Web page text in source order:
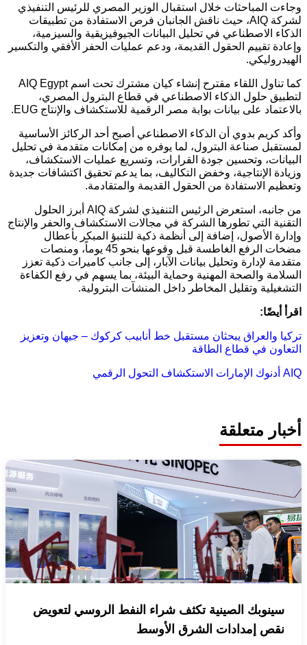
وجاءت المباحثات خلال استقبال الوزير المصري للرئيس التنفيذي
لشركة AIQ، حيث ناقش الجانبان فرص الاستفادة من تطبيقات
الذكاء الاصطناعي في تحليل البيانات الجيوفيزيقية والسيزمية،
وإعادة تقييم الحقول القديمة، ودعم عمليات الحفر الأفقي والتكسير
الهيدروليكي.
كما تناول اللقاء مقترح إنشاء كيان مشترك تحت اسم AIQ Egypt
لتطبيق حلول الذكاء الاصطناعي في قطاع البترول المصري،
بالاعتماد على بيانات بوابة مصر الرقمية للاستكشاف والإنتاج EUG.
وأكد كريم بدوي أن الذكاء الاصطناعي أصبح أحد الركائز الأساسية
لمستقبل صناعة البترول، لما يوفره من إمكانات متقدمة في تحليل
البيانات، وتحسين جودة القرارات، وتسريع عمليات الاستكشاف،
وزيادة الإنتاجية، وخفض التكاليف، بما يدعم تحقيق اكتشافات جديدة
وتعظيم الاستفادة من الحقول القديمة والمتقادمة.
من جانبه، استعرض الرئيس التنفيذي لشركة AIQ أبرز الحلول
التقنية التي تطورها الشركة في مجالات الاستكشاف والحفر والإنتاج
وإدارة الأصول، إضافة إلى أنظمة ذكية للتنبؤ المبكر بأعطال
مضخات الرفع الغاطسة قبل وقوعها بنحو 45 يوماً، ومنصات
متقدمة لإدارة وتحليل بيانات الآبار، إلى جانب كاميرات ذكية تعزز
السلامة والصحة المهنية وحماية البيئة، بما يسهم في رفع الكفاءة
التشغيلية وتقليل المخاطر داخل المنشآت البترولية.
اقرأ أيضًا:
تركيا والعراق يبحثان مستقبل خط أنابيب كركوك – جيهان وتعزيز
التعاون في قطاع الطاقة
AIQ أدنوك الإمارات الاستكشاف التحول الرقمي
أخبار متعلقة
سينوبك الصينية تكثف شراء النفط الروسي لتعويض
نقص إمدادات الشرق الأوسط